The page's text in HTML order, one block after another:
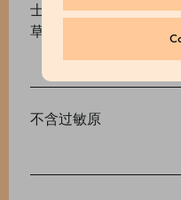
士茶、Nanah薄荷、薄
草、百里香、肉桂、黑
不含过敏原